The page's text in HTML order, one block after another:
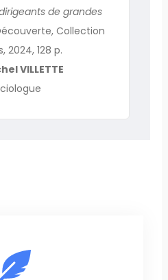
de grandes
Collection
2024, 128 p.
VILLETTE